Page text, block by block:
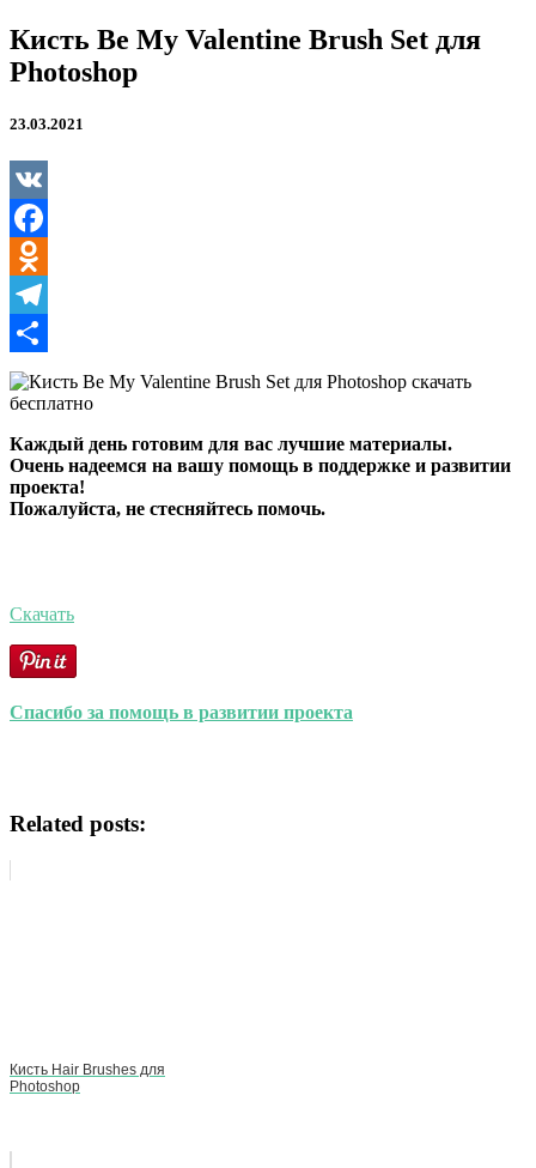
Кисть
Be
My
Brush
для
Photoshop
Кисть Be My Valentine Brush Set для
Photoshop
23.03.2021
VK
Facebook
Odnoklassniki
Telegram
Отправить
Каждый день готовим для вас лучшие материалы.
Очень надеемся на вашу помощь в поддержке и развитии
проекта!
Пожалуйста, не стесняйтесь помочь.
Скачать
Спасибо за помощь в развитии проекта
Related posts:
Кисть Hair Brushes для
Photoshop